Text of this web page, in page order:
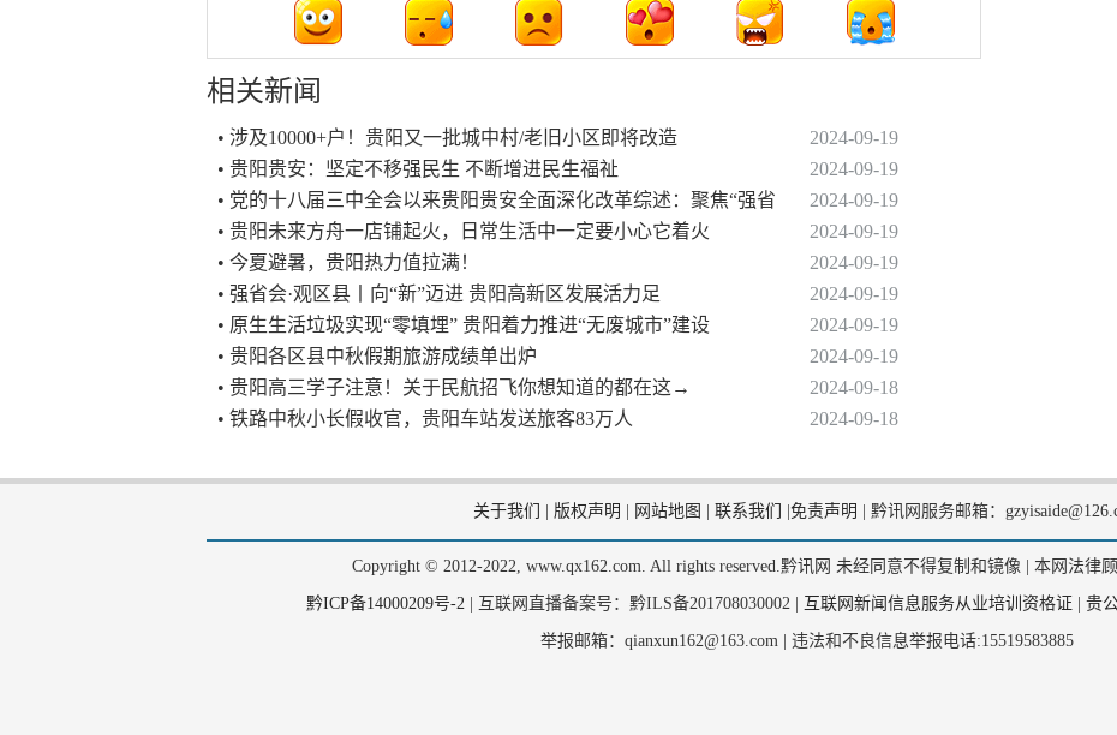
相关新闻
• 涉及10000+户！贵阳又一批城中村/老旧小区即将改造
2024-09-19
• 贵阳贵安：坚定不移强民生 不断增进民生福祉
2024-09-19
• 党的十八届三中全会以来贵阳贵安全面深化改革综述：聚焦“强省
2024-09-19
• 贵阳未来方舟一店铺起火，日常生活中一定要小心它着火
2024-09-19
• 今夏避暑，贵阳热力值拉满！
2024-09-19
• 强省会·观区县丨向“新”迈进 贵阳高新区发展活力足
2024-09-19
• 原生生活垃圾实现“零填埋” 贵阳着力推进“无废城市”建设
2024-09-19
• 贵阳各区县中秋假期旅游成绩单出炉
2024-09-19
• 贵阳高三学子注意！关于民航招飞你想知道的都在这→
2024-09-18
• 铁路中秋小长假收官，贵阳车站发送旅客83万人
2024-09-18
关于我们 版权声明 网站地图 联系我们 免责声明 黔讯网服务邮箱：
Copyright © 2012-2022, www.qx162.com. All rights reserved.黔讯网 未经同意不得复制和镜像 | 本网法律
黔ICP备14000209号-2| 互联网直播备案号：黔ILS备201708030002 | 互联网新闻信息服务从业培训资格证 贵
举报邮箱：qianxun162@163.com | 违法和不良信息举报电话:15519583885